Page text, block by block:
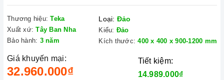
Thương hiệu: Teka
Xuất xứ: Tây Ban Nha
Bảo hành: 3 năm
Loại: Đảo
Kiểu: Đảo
Kích thước: 400 x 400 x 900-1200 mm
Giá khuyến mại:
32.960.000₫
Tiết kiệm:
14.989.000₫